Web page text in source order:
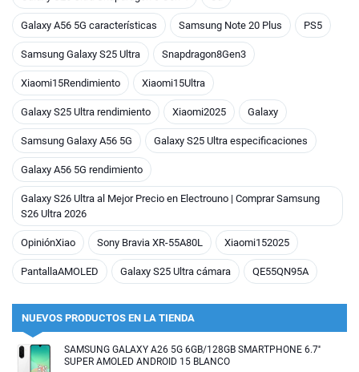
Galaxy A56 5G características Samsung Note 20 Plus PS5
Samsung Galaxy S25 Ultra Snapdragon8Gen3
Xiaomi15Rendimiento Xiaomi15Ultra
Galaxy S25 Ultra rendimiento Xiaomi2025 Galaxy
Samsung Galaxy A56 5G Galaxy S25 Ultra especificaciones
Galaxy A56 5G rendimiento
Galaxy S26 Ultra al Mejor Precio en Electrouno | Comprar Samsung
S26 Ultra 2026
OpiniónXiao Sony Bravia XR-55A80L Xiaomi152025
PantallaAMOLED Galaxy S25 Ultra cámara QE55QN95A
NUEVOS PRODUCTOS EN LA TIENDA
SAMSUNG GALAXY A26 5G 6GB/128GB SMARTPHONE 6.7''
SUPER AMOLED ANDROID 15 BLANCO